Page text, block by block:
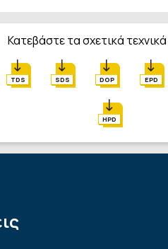
Κατεβάστε τα σχετικά
TDS SDS DOP EPD
HPD